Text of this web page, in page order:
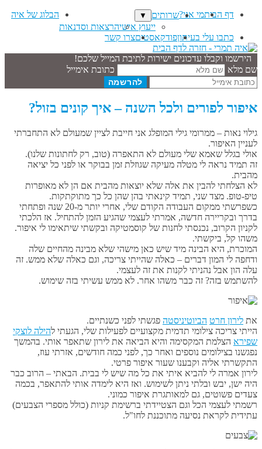
דף הביתמי אני?שרותים ▼
ייעוץ אישיהרצאות וסדנאות
הבלוג של איה
כתבו עלי בעיתוןפודקאסטיםצרו קשר
הירשמו וקבלו עדכונים ישירות לתיבת המייל שלכם!
שם מלא
כתובת אימייל
איפור לפורים ולכל השנה – איך קונים בזול?
גילוי נאות – ממרומי גילי המופלג אני חייבת לציין שמעולם לא התחברתי
לעניין האיפור.
אולי בגלל שאמא שלי מעולם לא התאפרה (טוב, רק לחתונות שלנו).
זה תמיד נראה לי מטלה מעיקה שגוזלת זמן בבוקר או לפני כל יציאה
מהבית.
לא הצלחתי להבין את אלה שלא יוצאות מהבית אם הן לא מאופרות
טיפ-טופ. מצד שני, תמיד קינאתי בהן שהן כל כך מתוקתקות.
כשפרשתי ממקום העבודה הקודם שלי, אחרי יותר מ-20 שנה ופתחתי
בדרך ובקריירה חדשה, אמרתי לעצמי שהגיע הזמן להתחיל. אז הלכתי
לקניון הקרוב, נכנסתי לחנות של קוסמטיקה ובקשתי שיתאימו לי איפור.
משהו קל, ביקשתי.
המוכרת, היא הבינה מיד שיש כאן מישהי שלא מבינה מהחיים שלה
ודחפה לי המון דברים – כאלה שהייתי צריכה, וגם כאלה שלא ממש. זה
עלה הון אבל נהניתי לקנות את זה לעצמי.
להשתמש בזה? זה כבר משהו אחר. לא ממש עשיתי בזה שימוש.
את לירון חרט הביוטיניסטה פגשתי לפני כשנתיים.
הייתי צריכה צילומי תדמית מקצועיים לפעילות שלי, הגעתי להילה לוצקי
שפירא הצלמת המקסימה והיא הביאה את לירון שתאפר אותי. בהמשך
נפגשנו בצילומים נוספים ואחר כך, לפני כמה חודשים, אזרתי עוז,
התקשרתי אליה וקבענו שעור איפור פרטי.
לירון אמרה לי להביא איתי את כל מה שיש לי בבית. הבאתי – הרוב כבר
היה ישן, יבש ובלתי ניתן לשימוש. ואז היא לימדה אותי להתאפר, בכמה
צעדים פשוטים, גם למאותגרת איפור כמוני.
רשמתי לעצמי הכל וגם הצטיידתי ברשימת קניות (כולל מספרי הצבעים)
עתידית לקראת נסיעה מתוכננת לחו"ל.